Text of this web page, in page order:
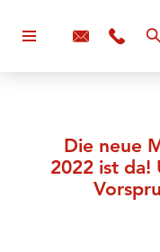
Die neue
2022 ist da!